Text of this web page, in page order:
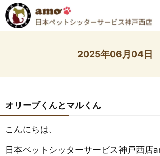
2025年06月04日
オリーブくんとマルくん
こんにちは、
日本ペットシッターサービス神戸西店